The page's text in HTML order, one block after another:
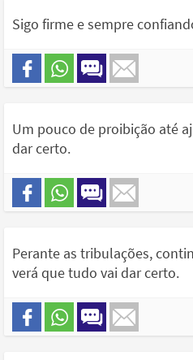
Sigo firme e sempre
Um pouco de proibição até
dar certo.
Perante as tribulações,
verá que tudo vai dar certo.